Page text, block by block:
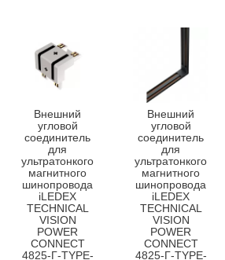
Внешний
угловой
соединитель
для
ультратонкого
магнитного
шинопровода
iLEDEX
TECHNICAL
VISION
POWER
CONNECT
4825-Г-TYPE-
Внешний
угловой
соединитель
для
ультратонкого
магнитного
шинопровода
iLEDEX
TECHNICAL
VISION
POWER
CONNECT
4825-Г-TYPE-